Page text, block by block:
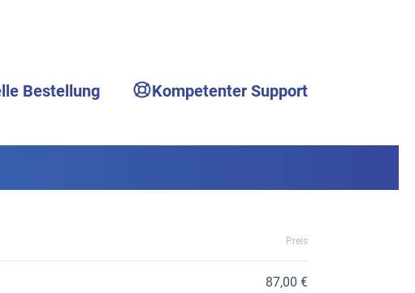
Bestellung Kompetenter Support
Preis
87,00 €